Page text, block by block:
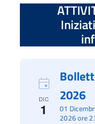
DIC
1 01
2026 ore
2026